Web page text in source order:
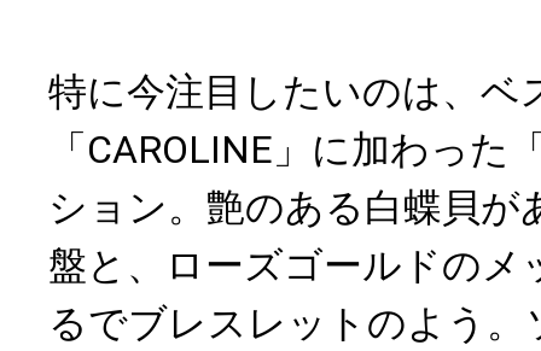
特に今注目したいのは、ベ
「CAROLINE」に加わった
ション。艶のある白蝶貝が
盤と、ローズゴールドのメ
るでブレスレットのよう